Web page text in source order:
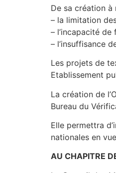
De sa création à
– la limitation
– l’incapacité
– l’insuffisance
Les projets de
Etablissement
La création de
Bureau du
Elle permettra
nationales en
AU CHAPITRE